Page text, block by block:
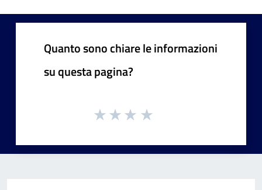
Quanto sono chiare le informazioni
su questa pagina?